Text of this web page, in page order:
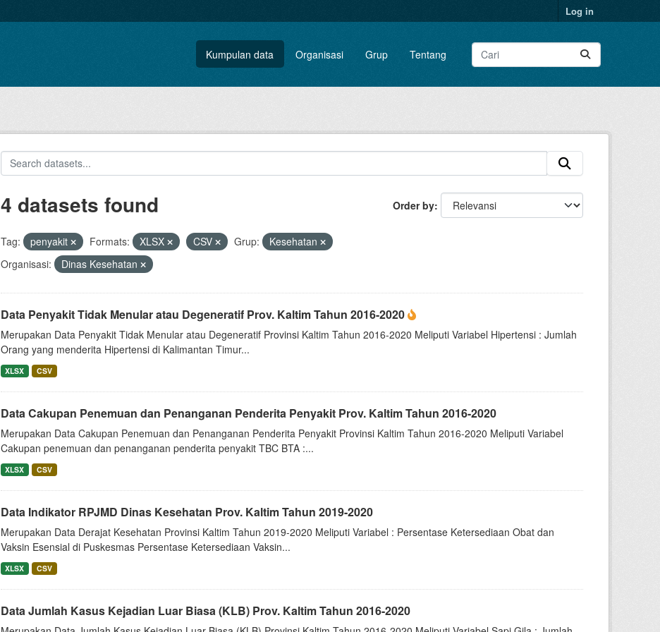
Log in
Kumpulan data Organisasi Grup Tentang
Order by
4 datasets found
Tag: penyakit Formats: XLSX CSV Grup:
Kesehatan
Organisasi:
Dinas Kesehatan
Data Penyakit Tidak Menular atau Degeneratif Prov. Kaltim Tahun 2016-2020
Merupakan Data Penyakit Tidak Menular atau Degeneratif Provinsi Kaltim Tahun 2016-2020 Meliputi Variabel Hipertensi : Jumlah
Orang yang menderita Hipertensi di Kalimantan Timur...
XLSX CSV
Data Cakupan Penemuan dan Penanganan Penderita Penyakit Prov. Kaltim Tahun 2016-2020
Merupakan Data Cakupan Penemuan dan Penanganan Penderita Penyakit Provinsi Kaltim Tahun 2016-2020 Meliputi Variabel
Cakupan penemuan dan penanganan penderita penyakit TBC BTA :...
XLSX CSV
Data Indikator RPJMD Dinas Kesehatan Prov. Kaltim Tahun 2019-2020
Merupakan Data Derajat Kesehatan Provinsi Kaltim Tahun 2019-2020 Meliputi Variabel : Persentase Ketersediaan Obat dan
Vaksin Esensial di Puskesmas Persentase Ketersediaan Vaksin...
XLSX CSV
Data Jumlah Kasus Kejadian Luar Biasa (KLB) Prov. Kaltim Tahun 2016-2020